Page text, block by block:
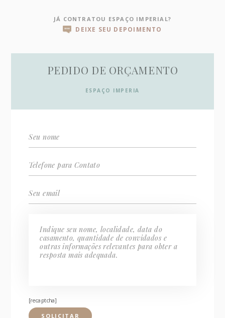
JÁ CONTRATOU ESPAÇO IMPERIAL?
DEIXE SEU DEPOIMENTO
PEDIDO DE ORÇAMENTO
[recaptcha]